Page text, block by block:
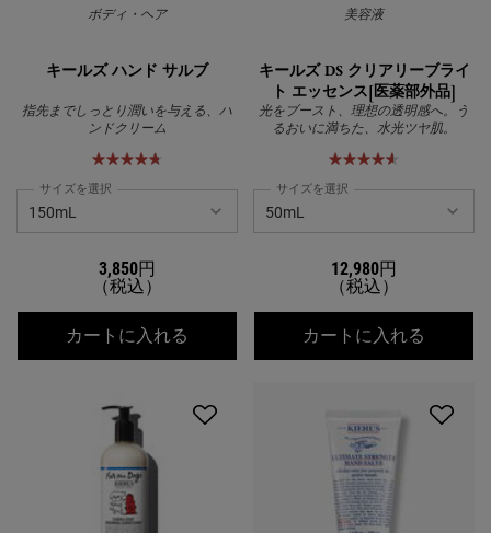
ボディ・ヘア
キールズ ハンド サルブ
指先までしっとり潤いを与える、ハ
ンドクリーム
サイズを選択
3,850円
（税込）
カートに入れる キールズ ハンド サルブ
美容液
キールズ DS クリアリーブライ
ト エッセンス[医薬部外品]
光をブースト、理想の透明感へ。う
るおいに満ちた、水光ツヤ肌。
サイズを選択
12,980円
（税込）
カートに入れる